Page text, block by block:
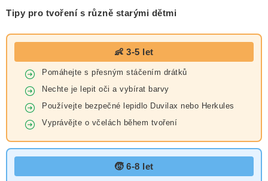
Tipy pro tvoření s různě starými dětmi
👶 3-5 let
Pomáhejte s přesným stáčením drátků
Nechte je lepit oči a vybírat barvy
Používejte bezpečné lepidlo Duvilax nebo Herkules
Vyprávějte o včelách během tvoření
🧒 6-8 let